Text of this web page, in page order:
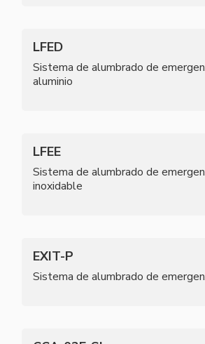
LFED
Sistema de alumbrado de
aluminio
LFEE
Sistema de alumbrado de
inoxidable
EXIT-P
Sistema de alumbrado de